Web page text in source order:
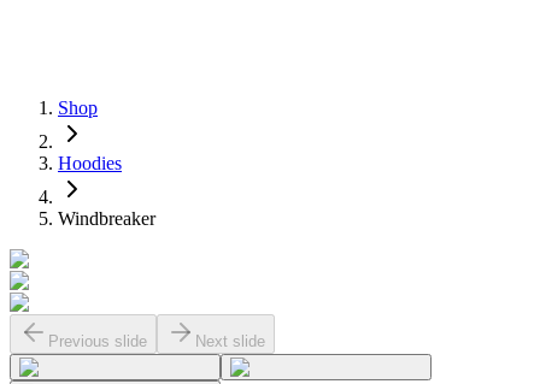
Shop
Hoodies
Windbreaker
Previous slide Next slide